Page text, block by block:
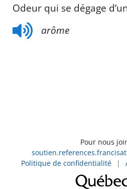
Odeur qui se dégage
arôme
Pour nous
Politique de confidentialité
|